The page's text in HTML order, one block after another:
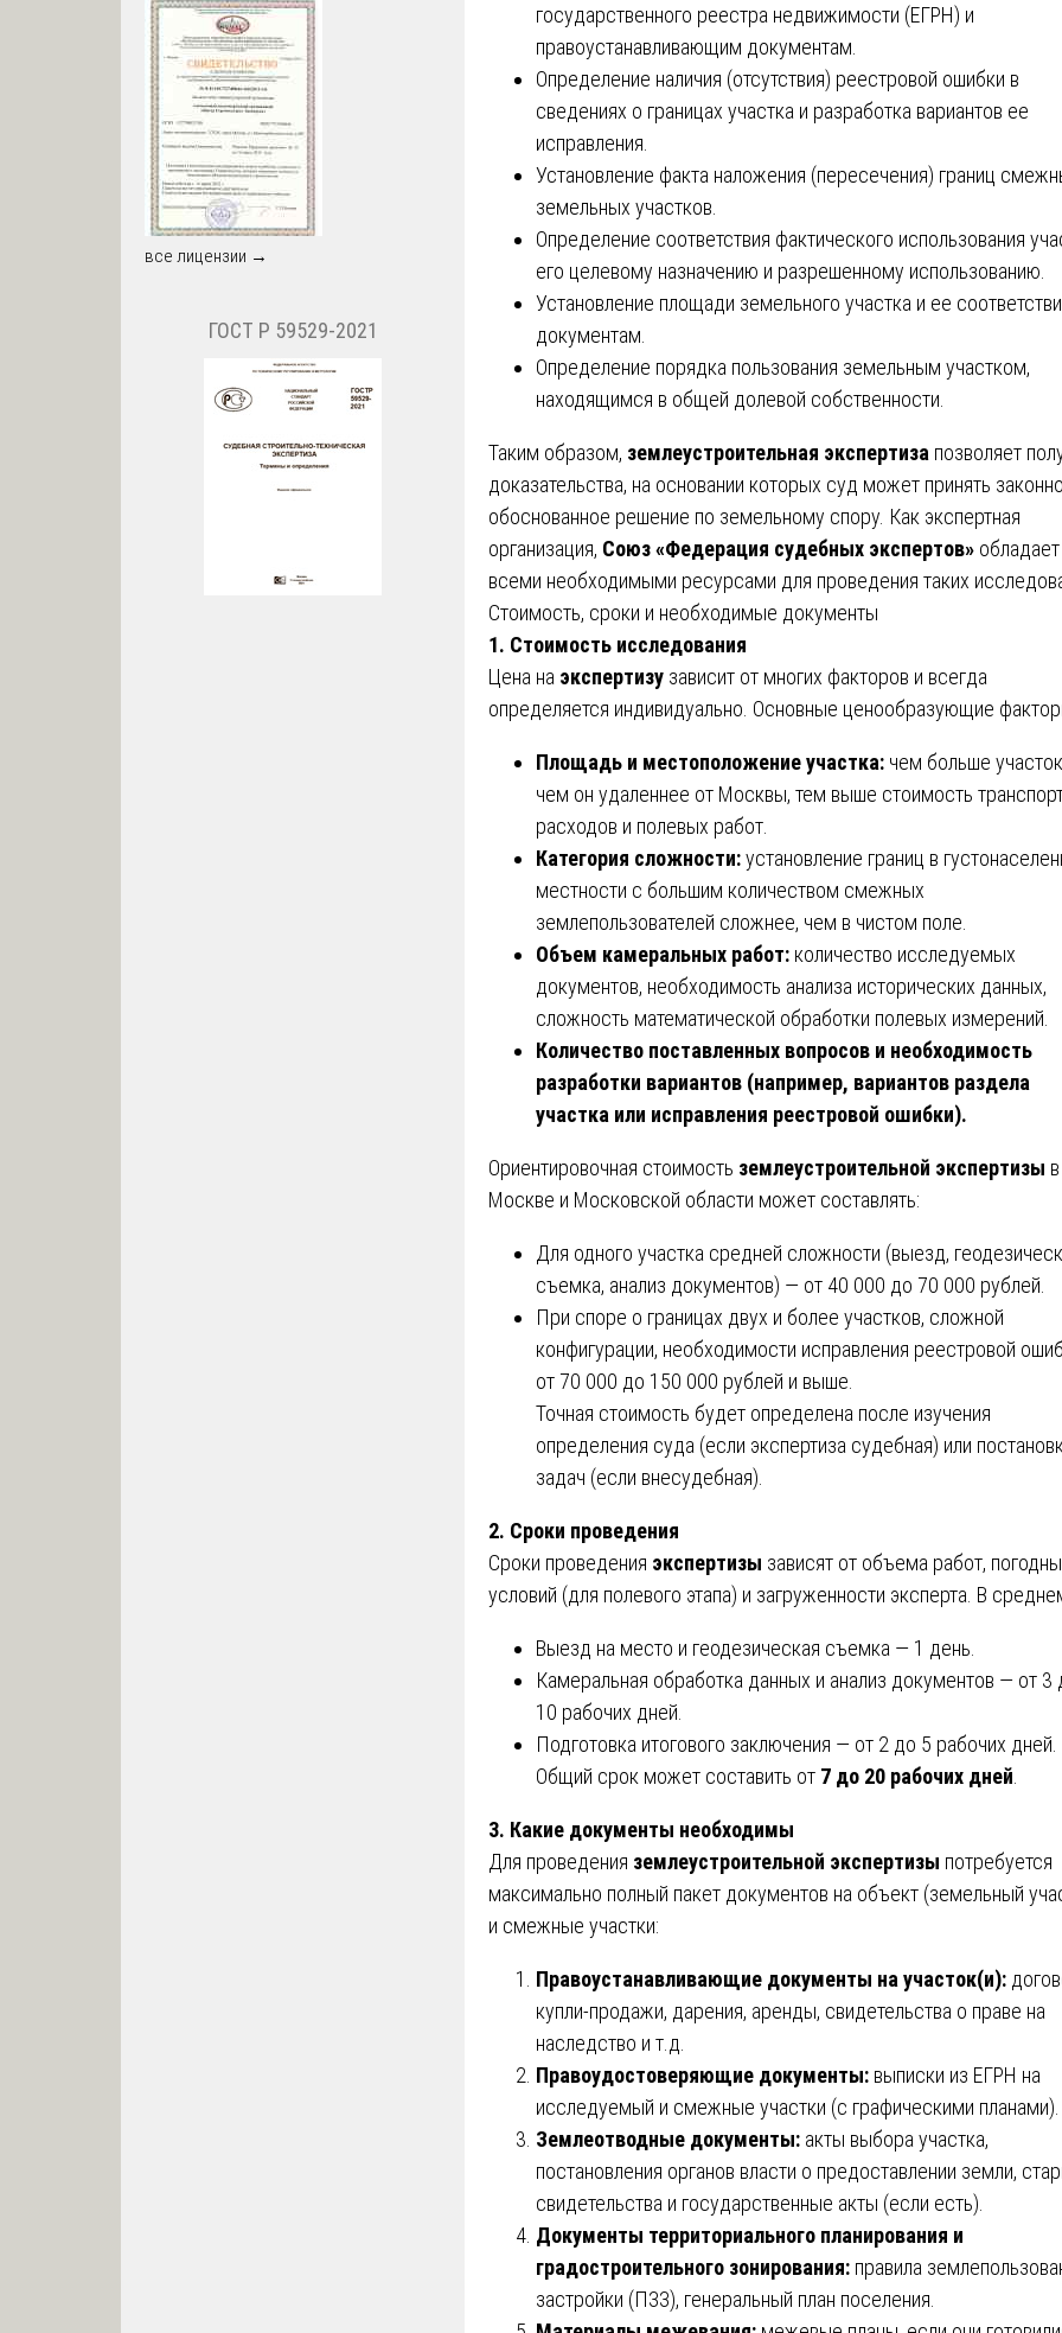
государственного реестра недвижимости (ЕГРН) и
правоустанавливающим документам.
Определение наличия (отсутствия) реестровой ошибки в
сведениях о границах участка и разработка вариантов ее
исправления.
Установление факта наложения (пересечения) границ
земельных участков.
Определение соответствия фактического использования
его целевому назначению и разрешенному использованию.
Установление площади земельного участка и ее
документам.
Определение порядка пользования земельным участком,
находящимся в общей долевой собственности.
Таким образом, землеустроительная экспертиза позволяет
доказательства, на основании которых суд может принять
обоснованное решение по земельному спору. Как экспертная
организация, Союз «Федерация судебных экспертов» обладает
всеми необходимыми ресурсами для проведения таких
Стоимость, сроки и необходимые документы
1. Стоимость исследования
Цена на экспертизу зависит от многих факторов и всегда
определяется индивидуально. Основные ценообразующие
Площадь и местоположение участка: чем больше
чем он удаленнее от Москвы, тем выше стоимость
расходов и полевых работ.
Категория сложности:установление границ в
местности с большим количеством смежных
землепользователей сложнее, чем в чистом поле.
Объем камеральных работ: количество исследуемых
документов, необходимость анализа исторических данных,
сложность математической обработки полевых измерений.
Количество поставленных вопросов и необходимость
разработки вариантов (например, вариантов раздела
участка или исправления реестровой ошибки).
Ориентировочная стоимость землеустроительной экспертизы в
Москве и Московской области может составлять:
Для одного участка средней сложности (выезд,
съемка, анализ документов) — от 40 000 до 70 000 рублей.
При споре о границах двух и более участков, сложной
конфигурации, необходимости исправления реестровой
от 70 000 до 150 000 рублей и выше.
Точная стоимость будет определена после изучения
определения суда (если экспертиза судебная) или
задач (если внесудебная).
2. Сроки проведения
Сроки проведения экспертизы зависят от объема работ,
условий (для полевого этапа) и загруженности эксперта. В
Выезд на место и геодезическая съемка — 1 день.
Камеральная обработка данных и анализ документов — от 3
10 рабочих дней.
Подготовка итогового заключения — от 2 до 5 рабочих дней.
Общий срок может составить от 7 до 20 рабочих дней
3. Какие документы необходимы
Для проведения землеустроительной экспертизы потребуется
максимально полный пакет документов на объект (земельный
и смежные участки:
Правоустанавливающие документы на участок(и):
купли-продажи, дарения, аренды, свидетельства о праве на
наследство и т.д.
Правоудостоверяющие документы: выписки из ЕГРН на
исследуемый и смежные участки (с графическими планами).
Землеотводные документы: акты выбора участка,
постановления органов власти о предоставлении земли,
свидетельства и государственные акты (если есть).
Документы территориального планирования и
градостроительного зонирования: правила
застройки (ПЗЗ), генеральный план поселения.
все лицензии →
ГОСТ Р 59529-2021